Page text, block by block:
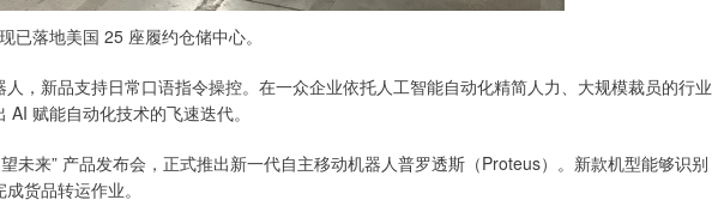
已落地美国 25 座履约仓储中心。
新品支持日常口语指令操控。在一众企业依托人工智能自动化精简人力、大规模裁员的行业
赋能自动化技术的飞速迭代。
来” 产品发布会，正式推出新一代自主移动机器人普罗透斯（Proteus）。新款机型能够识别
货品转运作业。